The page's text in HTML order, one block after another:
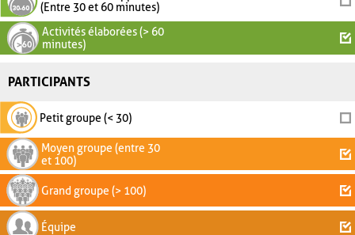
(Entre 30 et 60 minutes)
Activités élaborées (> 60
minutes)
PARTICIPANTS
Petit groupe (< 30)
Moyen groupe (entre 30
et 100)
Grand groupe (> 100)
Équipe